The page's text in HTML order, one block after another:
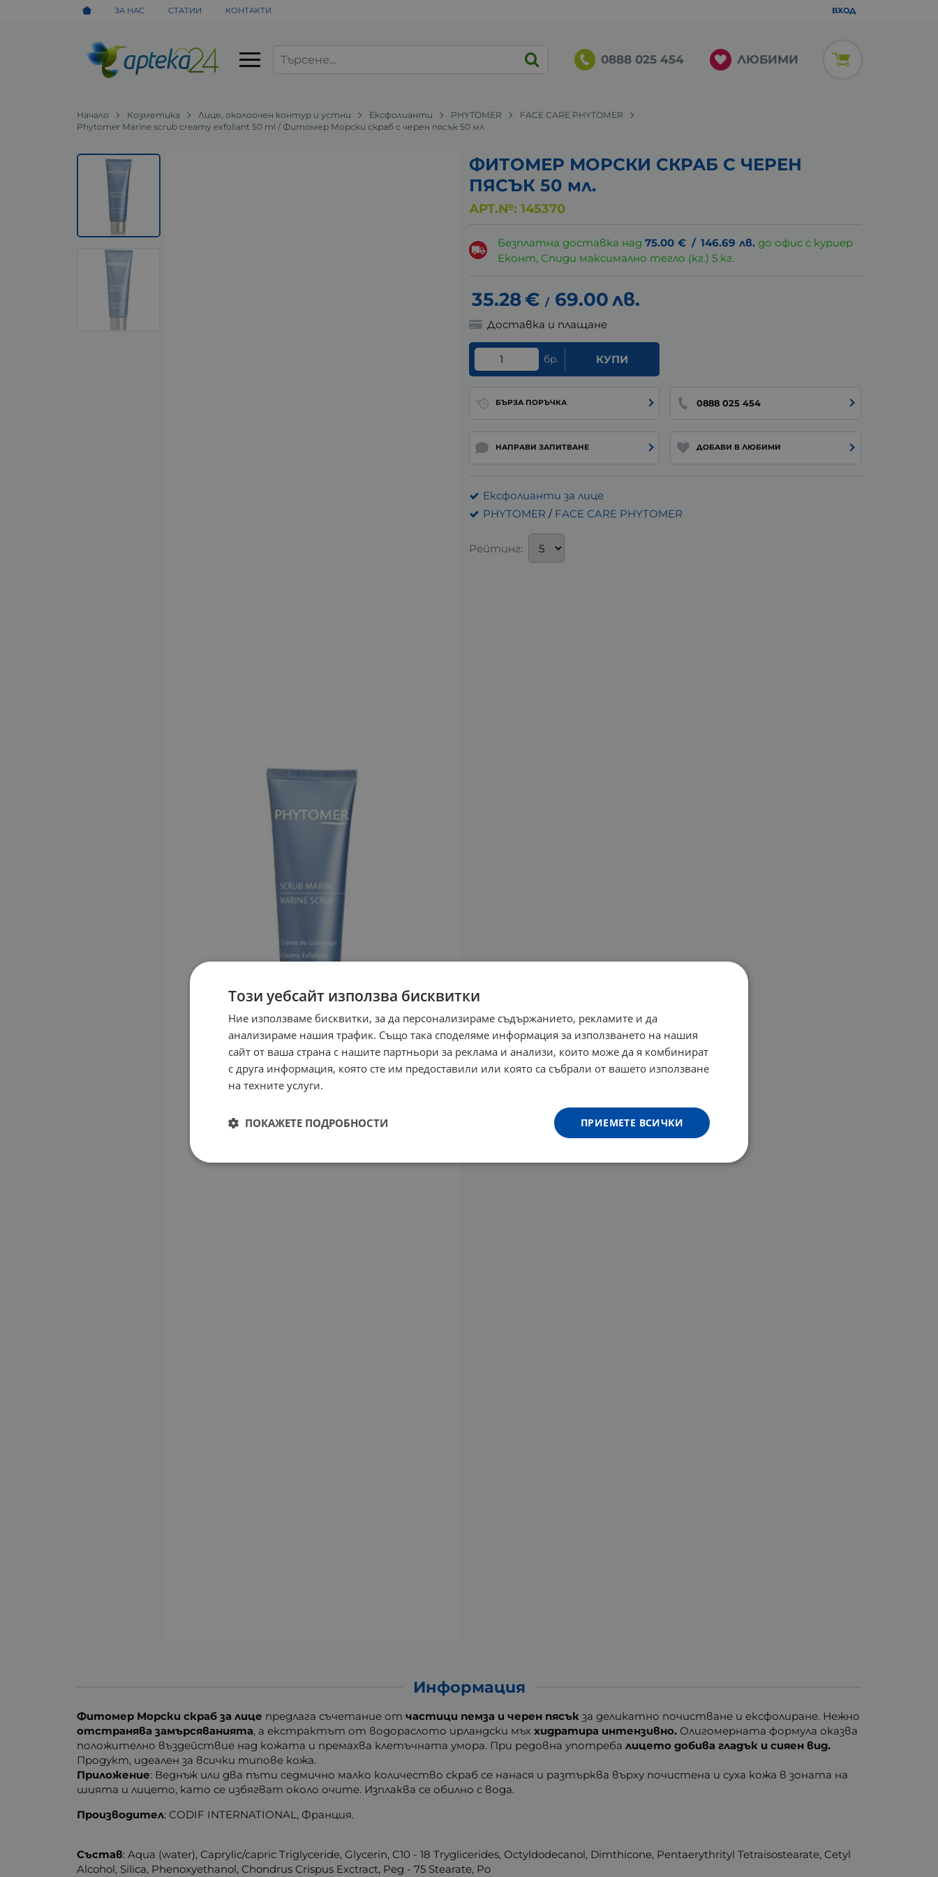
ЗА НАС СТАТИИ КОНТАКТИ ВХОД
0888 025 454 ЛЮБИМИ
Начало Козметика Лице, околоочен контур и устни Ексфолианти PHYTOMER
FACE CARE PHYTOMER
Phytomer Marine scrub creamy exfoliant 50 ml / Фитомер Морски скраб с черен пясък 50 мл
ФИТОМЕР МОРСКИ СКРАБ С ЧЕРЕН
ПЯСЪК 50 мл.
АРТ.№: 145370
Безплатна доставка над75.00 € / 146.69 лв. до офис с куриер
Еконт, Спиди максимално тегло (кг.) 5 кг.
35.28€ / 69.00лв.
Доставка и плащане
бр. КУПИ
БЪРЗА ПОРЪЧКА 0888 025 454
НАПРАВИ ЗАПИТВАНЕ ДОБАВИ В ЛЮБИМИ
Ексфолианти за лице
PHYTOMER / FACE CARE PHYTOMER
Рейтинг:
Информация
Фитомер Морски скраб за лице предлага съчетание отчастици пемза и черен пясък за деликатно почистване и ексфолиране. Нежно
отстранява замърсяванията, а екстрактът от водораслото ирландски мъх хидратира интензивно. Олигомерната формула оказва
положително въздействие над кожата и премахва клетъчната умора. При редовна употребалицето добива гладък и сияен вид.
Продукт, идеален за всички типове кожа.
Приложение: Веднъж или два пъти седмично малко количество скраб се нанася и разтърква върху почистена и суха кожа в зоната на
шията и лицето, като се избягват около очите. Изплаква се обилно с вода.
Производител: CODIF INTERNATIONAL, Франция.
Състав: Aqua (water), Caprylic/capric Triglyceride, Glycerin, C10 - 18 Tryglicerides, Octyldodecanol, Dimthicone, Pentaerythrityl Tetraisostearate, Cetyl
Alcohol, Silica, Phenoxyethanol, Chondrus Crispus Exctract, Peg - 75 Stearate, Po
Този уебсайт използва бисквитки
Ние използваме бисквитки, за да персонализираме съдържанието, рекламите и да
анализираме нашия трафик. Също така споделяме информация за използването на нашия
сайт от ваша страна с нашите партньори за реклама и анализи, които може да я комбинират
с друга информация, която сте им предоставили или която са събрали от вашето използване
на техните услуги.
ПРИЕМЕТЕ ВСИЧКИ
ПОКАЖЕТЕ ПОДРОБНОСТИ